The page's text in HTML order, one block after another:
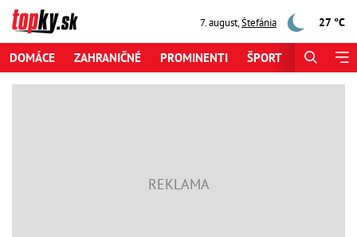
7. august,Štefánia 27 °C
DOMÁCE ZAHRANIČNÉ PROMINENTI ŠPORT